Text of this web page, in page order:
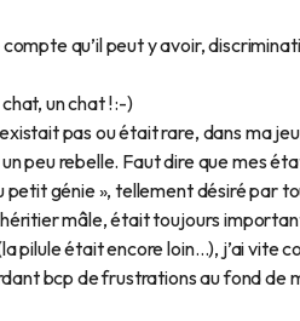
qu’il peut y avoir,
un chat ! :-)
pas ou était rare, dans ma
peu rebelle. Faut dire que mes
petit génie », tellement désiré par
héritier mâle, était toujours
était encore loin…), j’ai vite
bcp de frustrations au fond de